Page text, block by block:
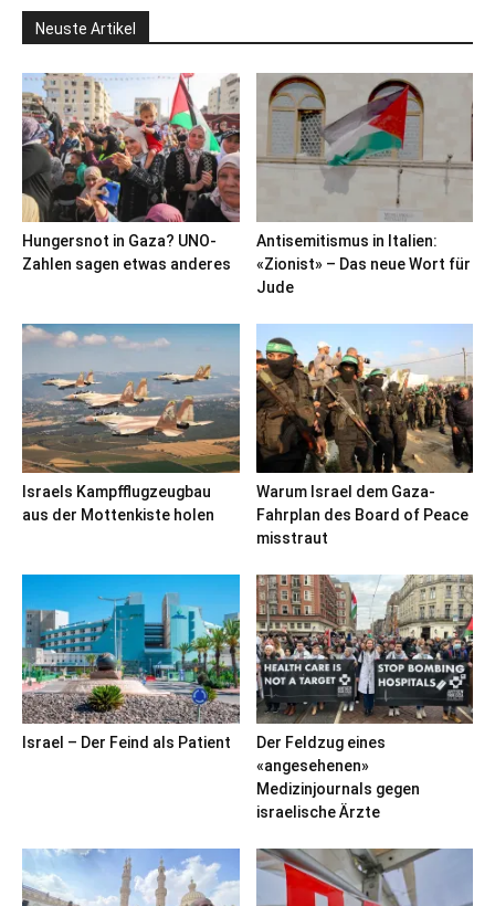
Neuste Artikel
Hungersnot in Gaza? UNO-
Zahlen sagen etwas anderes
Antisemitismus in Italien:
«Zionist» – Das neue Wort für
Jude
Israels Kampfflugzeugbau
aus der Mottenkiste holen
Warum Israel dem Gaza-
Fahrplan des Board of Peace
misstraut
Israel – Der Feind als Patient
Der Feldzug eines
«angesehenen»
Medizinjournals gegen
israelische Ärzte